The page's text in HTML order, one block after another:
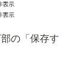
の「保存す